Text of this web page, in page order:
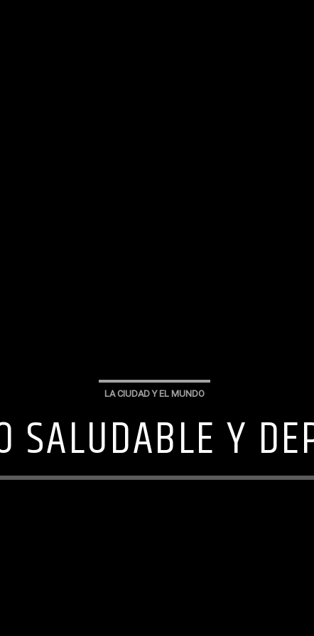
LA CIUDAD Y EL MUNDO
SALUDABLE Y